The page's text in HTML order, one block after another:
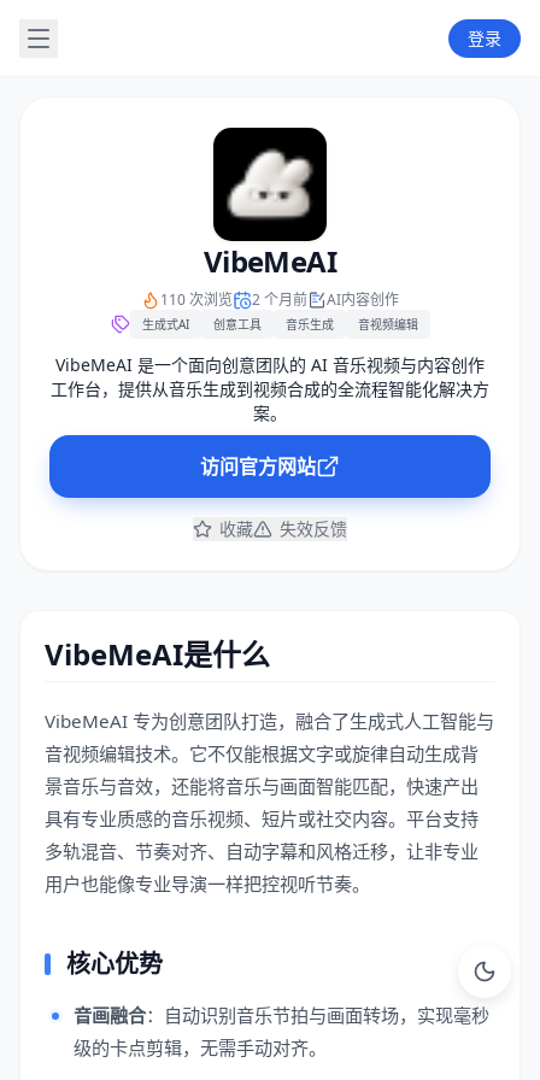
登录
VibeMeAI
110 次浏览 2 个月前 AI内容创作
生成式AI 创意工具 音乐生成 音视频编辑
VibeMeAI 是一个面向创意团队的 AI 音乐视频与内容创作
工作台，提供从音乐生成到视频合成的全流程智能化解决方
案。
访问官方网站
收藏 失效反馈
VibeMeAI是什么
VibeMeAI 专为创意团队打造，融合了生成式人工智能与
音视频编辑技术。它不仅能根据文字或旋律自动生成背
景音乐与音效，还能将音乐与画面智能匹配，快速产出
具有专业质感的音乐视频、短片或社交内容。平台支持
多轨混音、节奏对齐、自动字幕和风格迁移，让非专业
用户也能像专业导演一样把控视听节奏。
核心优势
音画融合：自动识别音乐节拍与画面转场，实现毫秒
级的卡点剪辑，无需手动对齐。